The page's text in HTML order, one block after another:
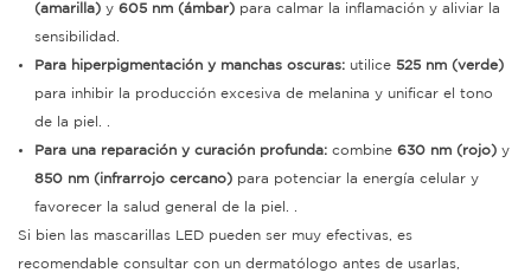
(amarilla) y605 nm (ámbar) para calmar la inflamación y aliviar la
sensibilidad.
Para hiperpigmentación y manchas oscuras: utilice525 nm (verde)
para inhibir la producción excesiva de melanina y unificar el tono
de la piel. .
Para una reparación y curación profunda: combine630 nm (rojo) y
850 nm (infrarrojo cercano) para potenciar la energía celular y
favorecer la salud general de la piel. .
Si bien las mascarillas LED pueden ser muy efectivas, es
recomendable consultar con un dermatólogo antes de usarlas,